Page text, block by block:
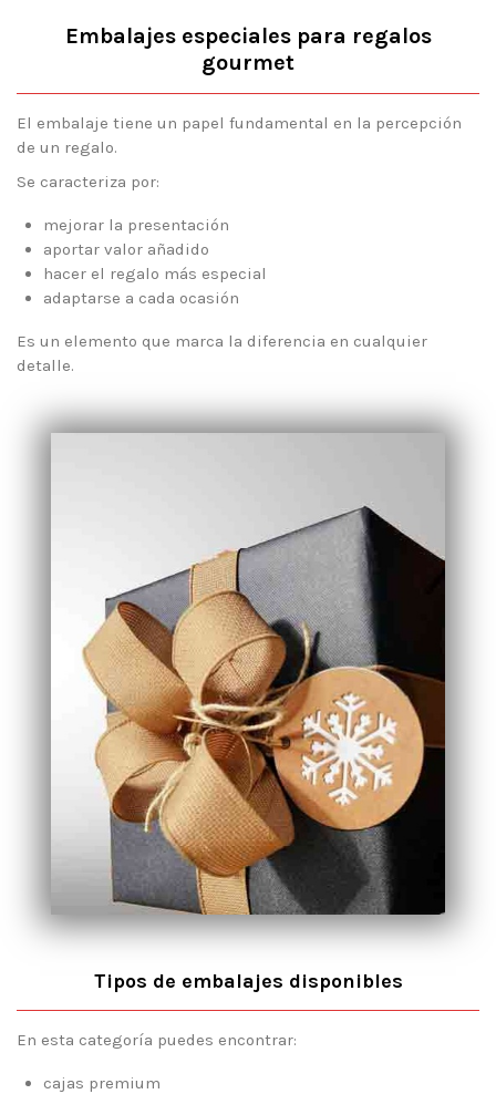
Embalajes especiales para regalos
gourmet
El embalaje tiene un papel fundamental en la percepción
de un regalo.
Se caracteriza por:
mejorar la presentación
aportar valor añadido
hacer el regalo más especial
adaptarse a cada ocasión
Es un elemento que marca la diferencia en cualquier
detalle.
Tipos de embalajes disponibles
En esta categoría puedes encontrar:
cajas premium